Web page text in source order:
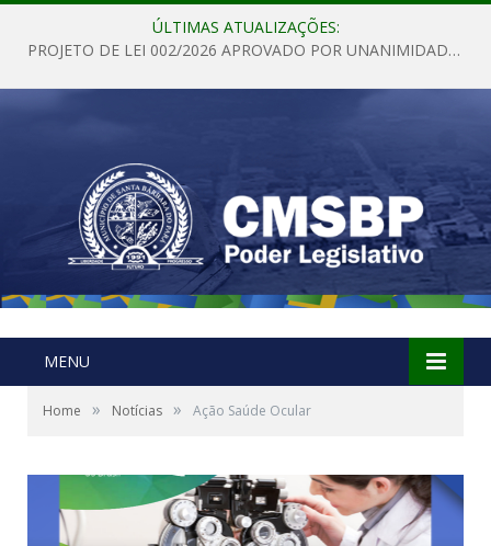
ÚLTIMAS ATUALIZAÇÕES:
PROJETO DE LEI 002/2026 APROVADO POR UNANIMIDADE EM SESSÃO ORDINÁRIA NESTA QUINTA – FEIRA 28 DE MAIO DE 2026
MENU
Home » Notícias » Ação Saúde Ocular